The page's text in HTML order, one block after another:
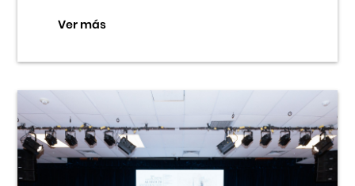
Ver más